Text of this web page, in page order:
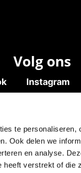
te
Ook delen we
en analyse.
verstrekt of die
Volg ons
Instagram